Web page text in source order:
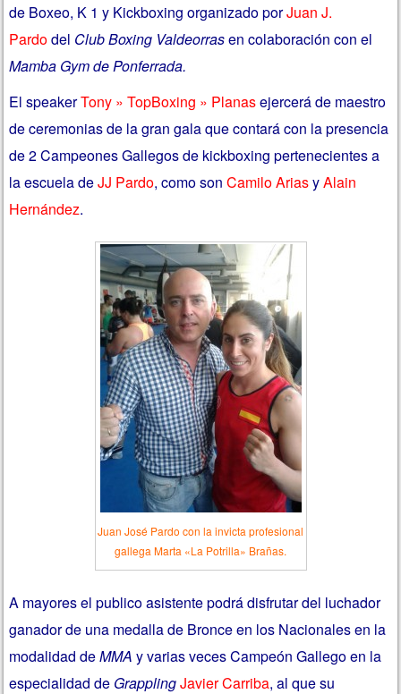
de Boxeo, K 1 y Kickboxing organizado porJuan J.
Pardodel Club Boxing Valdeorrasen colaboración con el
Mamba Gym de Ponferrada.
El speakerTony » TopBoxing » Planasejercerá de maestro
de ceremonias de la gran gala que contará con la presencia
de 2 Campeones Gallegos de kickboxing pertenecientes a
la escuela deJJ Pardo, como sonCamilo AriasyAlain
Hernández.
Juan José Pardo con la invicta profesional
gallega Marta «La Potrilla» Brañas.
A mayores el publico asistente podrá disfrutar del luchador
ganador de una medalla de Bronce en los Nacionales en la
modalidad deMMA y varias veces Campeón Gallego en la
especialidad de GrapplingJavier Carriba, al que su